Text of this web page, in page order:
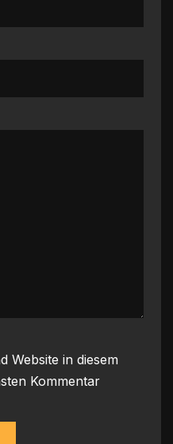
Website in diesem
Kommentar